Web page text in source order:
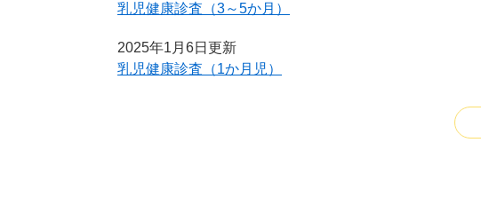
乳児健康診査（3～5か月）
2025年1月6日更新
乳児健康診査（1か月児）